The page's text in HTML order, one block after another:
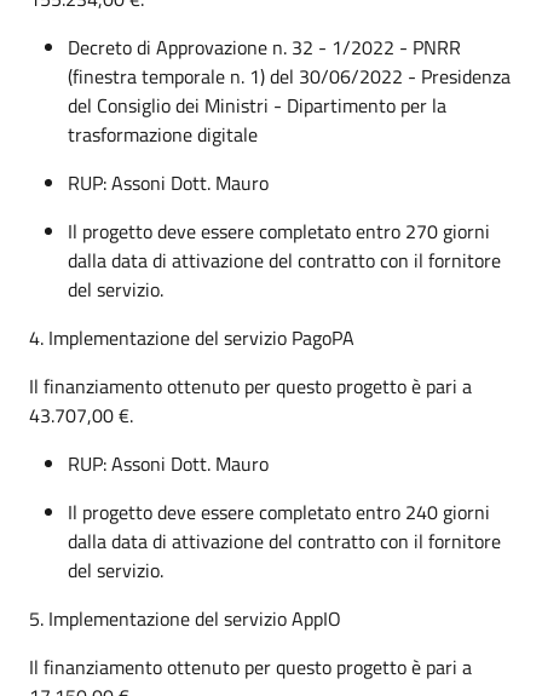
Decreto di Approvazione n. 32 - 1/2022 - PNRR
(finestra temporale n. 1) del 30/06/2022 - Presidenza
del Consiglio dei Ministri - Dipartimento per la
trasformazione digitale
RUP: Assoni Dott. Mauro
Il progetto deve essere completato entro 270 giorni
dalla data di attivazione del contratto con il fornitore
del servizio.
4. Implementazione del servizio PagoPA
Il finanziamento ottenuto per questo progetto è pari a
43.707,00 €.
RUP: Assoni Dott. Mauro
Il progetto deve essere completato entro 240 giorni
dalla data di attivazione del contratto con il fornitore
del servizio.
5. Implementazione del servizio AppIO
Il finanziamento ottenuto per questo progetto è pari a